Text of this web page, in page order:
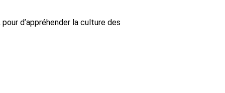
d’appréhender la culture des